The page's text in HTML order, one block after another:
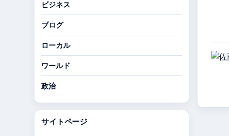
ビジネス
ブログ
ローカル
ワールド
政治
サイトページ